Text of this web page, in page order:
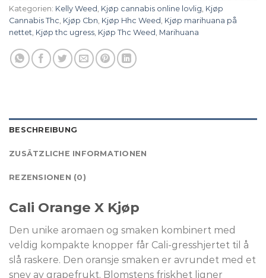
Kategorien: Kelly Weed Kjøp cannabis online lovlig Kjøp
Cannabis Thc Kjøp Cbn Kjøp Hhc Weed Kjøp marihuana på
nettet Kjøp thc ugress Kjøp Thc Weed Marihuana
BESCHREIBUNG
ZUSÄTZLICHE INFORMATIONEN
REZENSIONEN (0)
Cali Orange X Kjøp
Den unike aromaen og smaken kombinert med
veldig kompakte knopper får Cali-gresshjertet til å
slå raskere. Den oransje smaken er avrundet med et
snev av grapefrukt. Blomstens friskhet ligner